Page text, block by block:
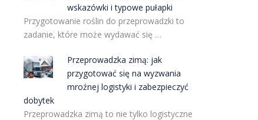
wskazówki i typowe pułapki
Przygotowanie roślin do przeprowadzki to
zadanie, które może wydawać się …
Przeprowadzka zimą: jak
przygotować się na wyzwania
mroźnej logistyki i zabezpieczyć
dobytek
Przeprowadzka zimą to nie tylko logistyczne